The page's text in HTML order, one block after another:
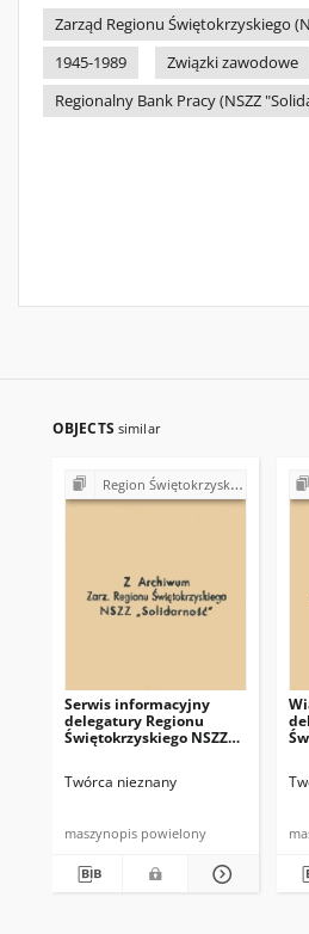
Zarząd Regionu Świętokrzyskiego
1945-1989
Związki zawodowe
Regionalny Bank Pracy (NSZZ
OBJECTS similar
Region Świętokrzyski NSZZ "Solidarność". Delegatura Starachowice
Serwis informacyjny
delegatury Regionu
Świętokrzyskiego NSZZ
Twórca nieznany
maszynopis powielony